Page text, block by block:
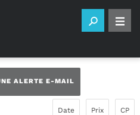
ALERTE E-MAIL
Date Prix CP